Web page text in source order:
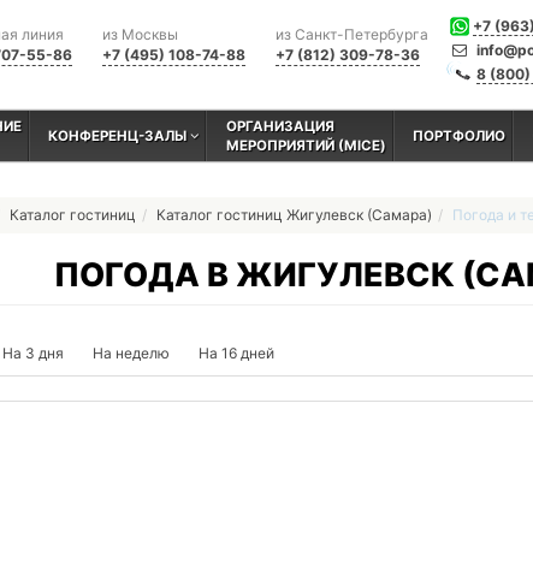
+7
8
из Санкт-Петербурга
+7 (812) 309-78-36
из Москвы
+7 (495) 108-74-88
линия
55-86
КОНФЕРЕНЦ-ЗАЛЫ
ОРГАНИЗАЦИЯ
МЕРОПРИЯТИЙ (MICE)
ПОРТФОЛИО
Каталог гостиниц Каталог гостиниц Жигулевск (Самара) Погода и
ПОГОДА В ЖИГУЛЕВСК
На 3 дня На неделю На 16 дней